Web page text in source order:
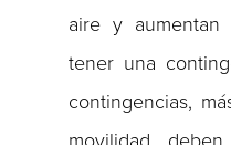
aire y aumentan
tener una
contingencias,